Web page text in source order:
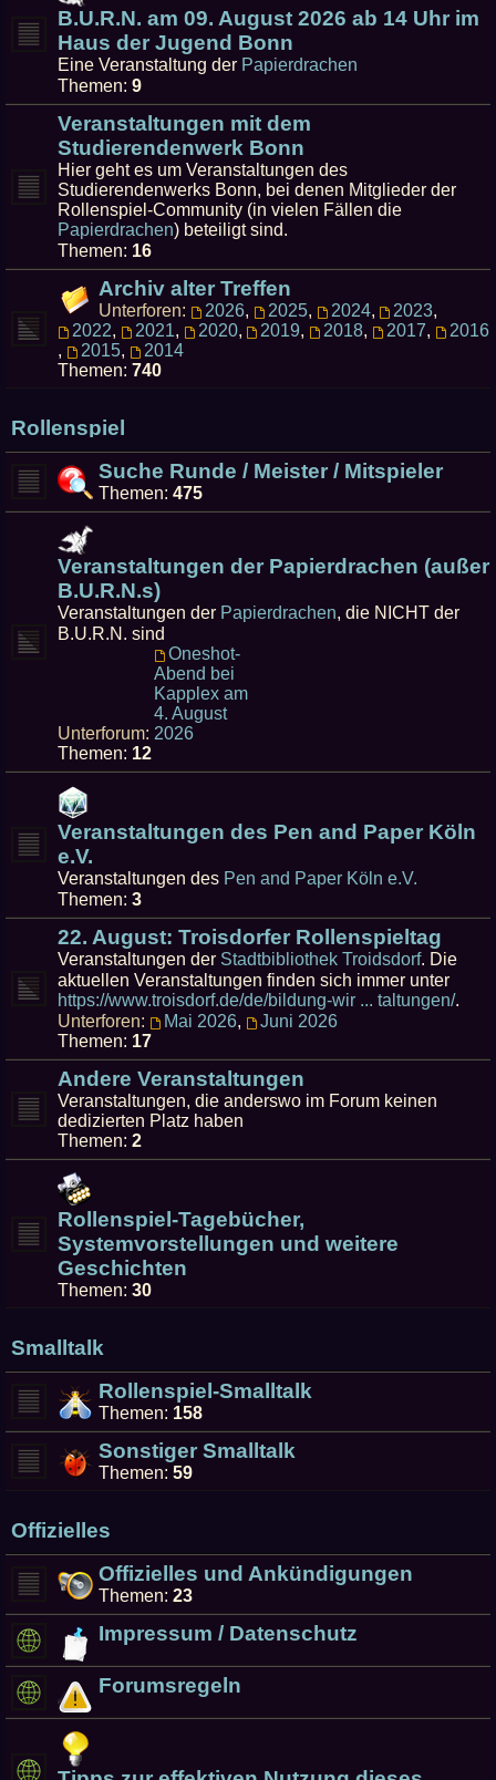
B.U.R.N. am 09. August 2026 ab 14 Uhr im
Haus der Jugend Bonn
Eine Veranstaltung der Papierdrachen
Themen: 9
Veranstaltungen mit dem
Studierendenwerk Bonn
Hier geht es um Veranstaltungen des
Studierendenwerks Bonn, bei denen Mitglieder der
Rollenspiel-Community (in vielen Fällen die
Papierdrachen) beteiligt sind.
Themen: 16
Archiv alter Treffen
Unterforen: 2026, 2025, 2024, 2023,
2022, 2021, 2020, 2019, 2018, 2017,
2016
,
2015,
2014
Themen: 740
Rollenspiel
Suche Runde / Meister / Mitspieler
Themen: 475
Veranstaltungen der Papierdrachen (außer
B.U.R.N.s)
Veranstaltungen der Papierdrachen, die NICHT der
B.U.R.N. sind
Unterforum:
Oneshot-
Abend bei
Kapplex am
4. August
2026
Themen: 12
Veranstaltungen des Pen and Paper Köln
e.V.
Veranstaltungen des Pen and Paper Köln e.V.
Themen: 3
22. August: Troisdorfer Rollenspieltag
Veranstaltungen der Stadtbibliothek Troidsdorf. Die
aktuellen Veranstaltungen finden sich immer unter
https://www.troisdorf.de/de/bildung-wir ... taltungen/.
Unterforen:
Mai 2026,
Juni 2026
Themen: 17
Andere Veranstaltungen
Veranstaltungen, die anderswo im Forum keinen
dedizierten Platz haben
Themen: 2
Rollenspiel-Tagebücher,
Systemvorstellungen und weitere
Geschichten
Themen: 30
Smalltalk
Rollenspiel-Smalltalk
Themen: 158
Sonstiger Smalltalk
Themen: 59
Offizielles
Offizielles und Ankündigungen
Themen: 23
Impressum / Datenschutz
Forumsregeln